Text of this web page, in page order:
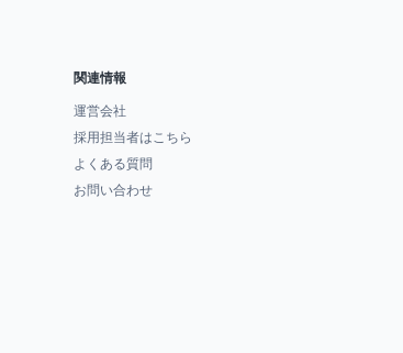
関連情報
運営会社
採用担当者はこちら
よくある質問
お問い合わせ